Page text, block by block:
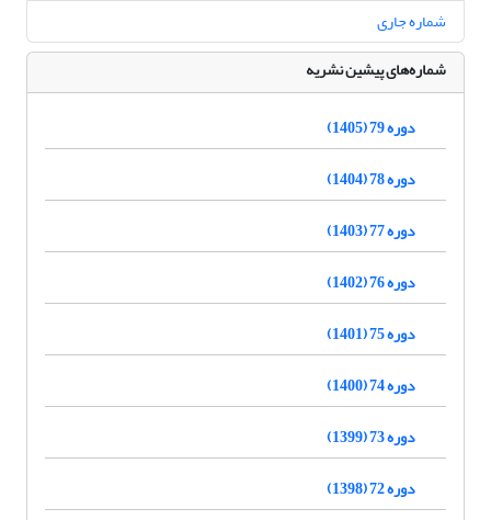
شماره جاری
شماره‌های پیشین نشریه
دوره 79 (1405)
دوره 78 (1404)
دوره 77 (1403)
دوره 76 (1402)
دوره 75 (1401)
دوره 74 (1400)
دوره 73 (1399)
دوره 72 (1398)